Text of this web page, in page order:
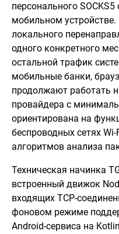
персонального
мобильном
локального
одного конкретного
остальной трафик
мобильные банки,
продолжают работать
провайдера с
ориентирована на
беспроводных сетях
алгоритмов анализа
Техническая начинка
встроенный движок
входящих TCP-
фоновом режиме
Android-сервиса на